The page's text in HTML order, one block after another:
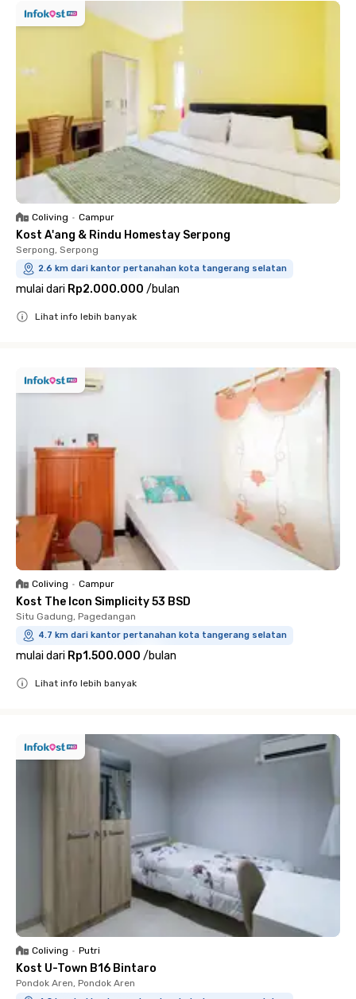
Coliving • Campur
Kost A'ang & Rindu Homestay Serpong
Serpong, Serpong
2.6 km dari kantor pertanahan kota tangerang selatan
mulai dari Rp2.000.000 /bulan
Lihat info lebih banyak
Coliving • Campur
Kost The Icon Simplicity 53 BSD
Situ Gadung, Pagedangan
4.7 km dari kantor pertanahan kota tangerang selatan
mulai dari Rp1.500.000 /bulan
Lihat info lebih banyak
Coliving • Putri
Kost U-Town B16 Bintaro
Pondok Aren, Pondok Aren